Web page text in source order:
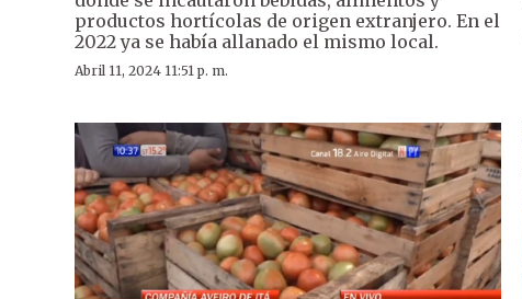
productos hortícolas de origen extranjero. En el
2022 ya se había allanado el mismo local.
Abril 11, 2024 11:51 p. m.